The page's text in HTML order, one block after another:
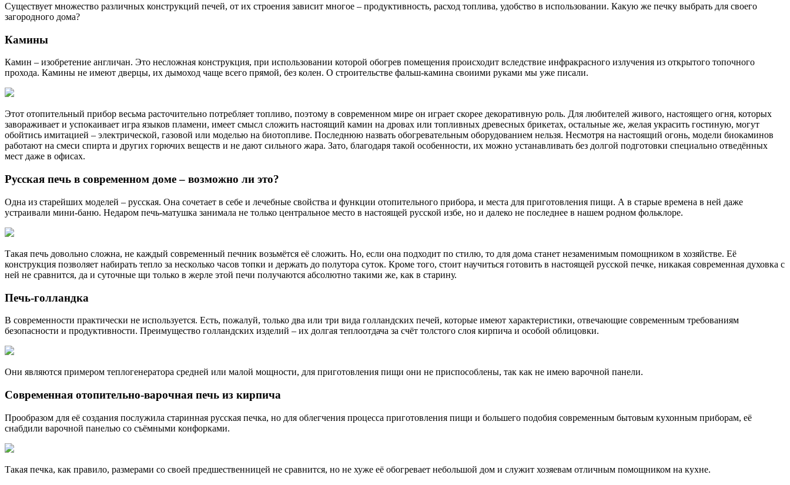
Существует множество различных конструкций печей, от их строения зависит многое – продуктивность, расход топлива, удобство в использовании. Какую же печку выбрать для своего
загородного дома?
Камины
Камин – изобретение англичан. Это несложная конструкция, при использовании которой обогрев помещения происходит вследствие инфракрасного излучения из открытого топочного
прохода. Камины не имеют дверцы, их дымоход чаще всего прямой, без колен. О строительстве фальш-камина своиими руками мы уже писали.
Этот отопительный прибор весьма расточительно потребляет топливо, поэтому в современном мире он играет скорее декоративную роль. Для любителей живого, настоящего огня, которых
завораживает и успокаивает игра языков пламени, имеет смысл сложить настоящий камин на дровах или топливных древесных брикетах, остальные же, желая украсить гостиную, могут
обойтись имитацией – электрической, газовой или моделью на биотопливе. Последнюю назвать обогревательным оборудованием нельзя. Несмотря на настоящий огонь, модели биокаминов
работают на смеси спирта и других горючих веществ и не дают сильного жара. Зато, благодаря такой особенности, их можно устанавливать без долгой подготовки специально отведённых
мест даже в офисах.
Русская печь в современном доме – возможно ли это?
Одна из старейших моделей – русская. Она сочетает в себе и лечебные свойства и функции отопительного прибора, и места для приготовления пищи. А в старые времена в ней даже
устраивали мини-баню. Недаром печь-матушка занимала не только центральное место в настоящей русской избе, но и далеко не последнее в нашем родном фольклоре.
Такая печь довольно сложна, не каждый современный печник возьмётся её сложить. Но, если она подходит по стилю, то для дома станет незаменимым помощником в хозяйстве. Её
конструкция позволяет набирать тепло за несколько часов топки и держать до полутора суток. Кроме того, стоит научиться готовить в настоящей русской печке, никакая современная духовка с
ней не сравнится, да и суточные щи только в жерле этой печи получаются абсолютно такими же, как в старину.
Печь-голландка
В современности практически не используется. Есть, пожалуй, только два или три вида голландских печей, которые имеют характеристики, отвечающие современным требованиям
безопасности и продуктивности. Преимущество голландских изделий – их долгая теплоотдача за счёт толстого слоя кирпича и особой облицовки.
Они являются примером теплогенератора средней или малой мощности, для приготовления пищи они не приспособлены, так как не имею варочной панели.
Современная отопительно-варочная печь из кирпича
Прообразом для её создания послужила старинная русская печка, но для облегчения процесса приготовления пищи и большего подобия современным бытовым кухонным приборам, её
снабдили варочной панелью со съёмными конфорками.
Такая печка, как правило, размерами со своей предшественницей не сравнится, но не хуже её обогревает небольшой дом и служит хозяевам отличным помощником на кухне.